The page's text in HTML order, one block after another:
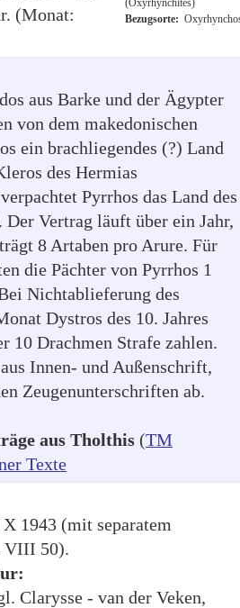
(Monat:
Bezugsorte:
aus Barke und der Ägypter
von dem makedonischen
ein brachliegendes (?) Land
des Hermias
Pyrrhos das Land des
Vertrag läuft über ein Jahr,
8 Artaben pro Arure. Für
die Pächter von Pyrrhos 1
Nichtablieferung des
Dystros des 10. Jahres
10 Drachmen Strafe zahlen.
Innen- und Außenschrift,
Zeugenunterschriften ab.
aus Tholthis (TM
Texte
1943 (mit separatem
VIII 50).
Clarysse - van der Veken,